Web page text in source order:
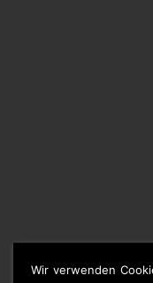
Wir verwenden